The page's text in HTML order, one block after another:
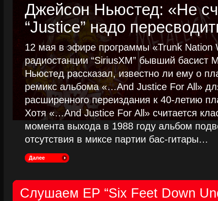
Джейсон Ньюстед: «Не
“Justice” надо
12 мая в эфире программы «Trunk Nation
радиостанции “SiriusXM” бывший басист
Ньюстед рассказал, известно ли ему о
ремикс альбома «…And Justice For All»
расширенного переиздания к 40-летию
Хотя «…And Justice For All» считается
момента выхода в 1988 году альбом
отсутствия в миксе партии бас-гитары…
Далее
Слушаем EP “Six Feet Down